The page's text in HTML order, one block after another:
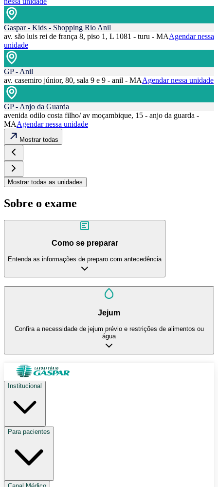
Gaspar - Kids - Shopping Rio Anil
av. são luis rei de frança 8, piso 1, L 1081 - turu - MAAgendar nessa
unidade
GP - Anil
av. casemiro júnior, 80, sala 9 e 9 - anil - MAAgendar nessa unidade
GP - Anjo da Guarda
avenida odilo costa filho/ av moçambique, 15 - anjo da guarda -
MAAgendar nessa unidade
Mostrar todas
Mostrar todas as unidades
Sobre o exame
Como se preparar
Entenda as informações de preparo com antecedência
Jejum
Confira a necessidade de jejum prévio e restrições de alimentos ou
água
Institucional
Para pacientes